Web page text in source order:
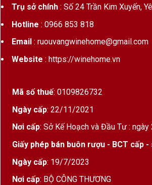
Trụ sở chính: Số 24 Trần Kim Xuyến,
Hotline : 0966 853 818
Email : ruouvangwinehome@gmail.com
Website : https://winehome.vn
Mã số thuế: 0109826732
Ngày cấp: 22/11/2021
Nơi cấp: Sở Kế Hoạch và Đầu Tư :
Giấy phép bán buôn rượu - BCT cấp -
Ngày cấp: 19/7/2023
Nơi cấp: BỘ CÔNG THƯƠNG